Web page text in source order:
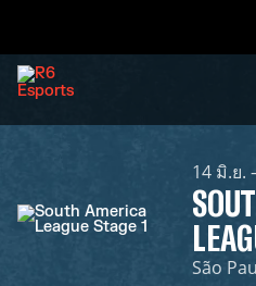
14 มิ.ย.
São